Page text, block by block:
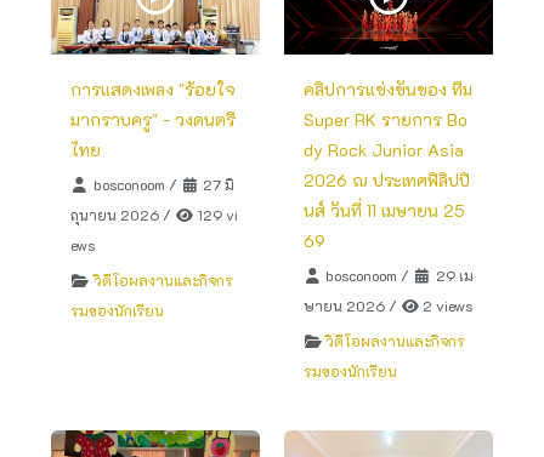
การแสดงเพลง "ร้อยใจ
มากราบครู" - วงดนตรี
ไทย
bosconoom /
27 มิ
ถุนายน 2026 /
129 vi
ews
วิดีโอผลงานและกิจกร
รมของนักเรียน
คลิปการแข่งขันของ ทีม
Super RK รายการ Bo
dy Rock Junior Asia
2026 ณ ประเทศฟิลิปปิ
นส์ วันที่ 11 เมษายน 25
69
bosconoom /
29 เม
ษายน 2026/
2 views
วิดีโอผลงานและกิจกร
รมของนักเรียน